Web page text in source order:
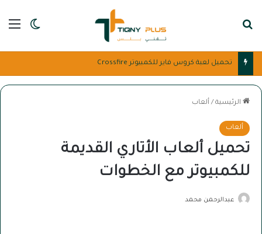
تحميل لعبة كروس فاير للكمبيوتر Crossfire
الرئيسية / ألعاب
ألعاب
تحميل ألعاب الأتاري القديمة
للكمبيوتر مع الخطوات
عبدالرحمن محمد